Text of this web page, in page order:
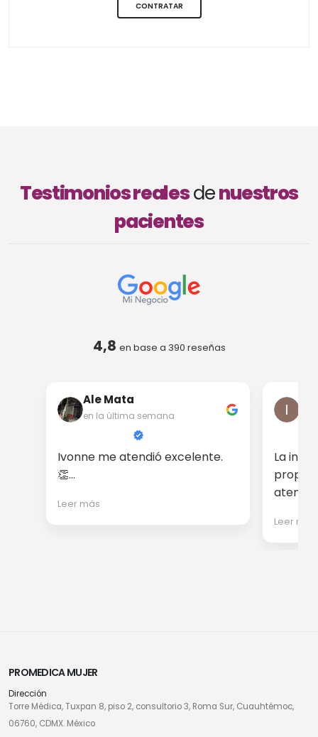
CONTRATAR
Testimonios realesdenuestros
pacientes
4,8 en base a 390 reseñas
Ale Mata
en la última semana
Ivonne me atendió excelente.
👏...
Leer más
La
Leer más
PROMEDICA MUJER
Dirección
Torre Médica, Tuxpan 8, piso 2, consultorio 3, Roma Sur, Cuauhtémoc,
06760, CDMX. México